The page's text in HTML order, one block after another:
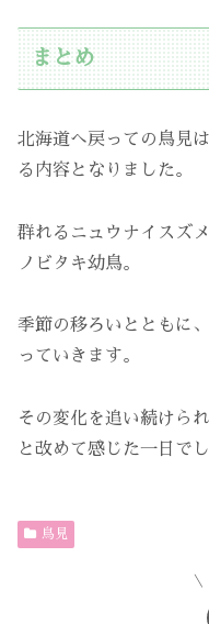
まとめ
北海道へ戻っての鳥見
る内容となりました。
群れるニュウナイスズ
ノビタキ幼鳥。
季節の移ろいとともに
っていきます。
その変化を追い続けら
と改めて感じた一日でし
鳥見